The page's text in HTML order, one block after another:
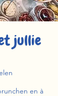
jullie
en à